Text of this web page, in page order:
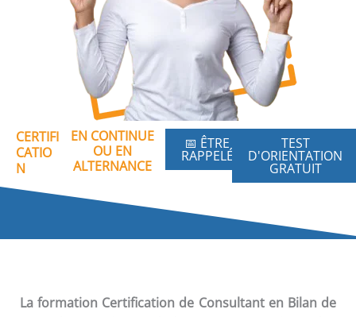
CERTIFI
CATIO
N
EN CONTINUE
OU EN
ALTERNANCE
📅 ÊTRE
RAPPELÉ
TEST
D'ORIENTATION
GRATUIT
La formation Certification de Consultant en Bilan de